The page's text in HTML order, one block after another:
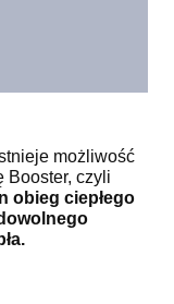
możliwość
Booster, czyli
obieg ciepłego